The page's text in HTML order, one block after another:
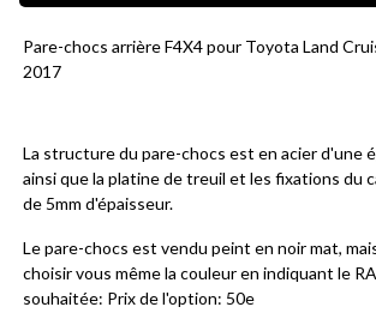
Pare-chocs arrière F4X4 pour Toyota Land
2017
La structure du pare-chocs est en acier d'une
ainsi que la platine de treuil et les fixations du
de 5mm d'épaisseur.
Le pare-chocs est vendu peint en noir mat,
choisir vous même la couleur en indiquant le
souhaitée: Prix de l'option: 50e